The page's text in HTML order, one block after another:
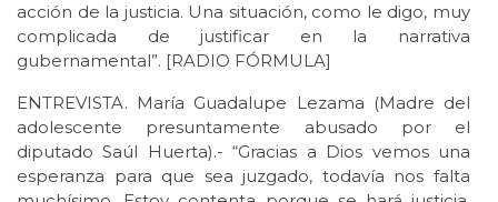
acción de la justicia. Una situación, como le digo, muy
complicada de justificar en la narrativa
gubernamental”. [RADIO FÓRMULA]
ENTREVISTA. María Guadalupe Lezama (Madre del
adolescente presuntamente abusado por el
diputado Saúl Huerta).- “Gracias a Dios vemos una
esperanza para que sea juzgado, todavía nos falta